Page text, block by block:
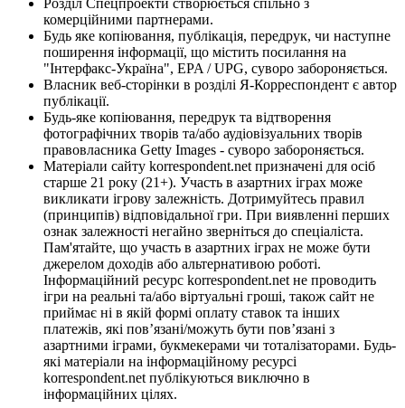
комерційними партнерами.
Будь яке копіювання, публікація, передрук, чи наступне
поширення інформації, що містить посилання на
"Інтерфакс-Україна", EPA / UPG, суворо забороняється.
Власник веб-сторінки в розділі Я-Корреспондент є автор
публікації.
Будь-яке копіювання, передрук та відтворення
фотографічних творів та/або аудіовізуальних творів
правовласника Getty Images - суворо забороняється.
Матеріали сайту korrespondent.net призначені для осіб
старше 21 року (21+). Участь в азартних іграх може
викликати ігрову залежність. Дотримуйтесь правил
(принципів) відповідальної гри. При виявленні перших
ознак залежності негайно зверніться до спеціаліста.
Пам'ятайте, що участь в азартних іграх не може бути
джерелом доходів або альтернативою роботі.
Інформаційний ресурс korrespondent.net не проводить
ігри на реальні та/або віртуальні гроші, також сайт не
приймає ні в якій формі оплату ставок та інших
платежів, які пов’язані/можуть бути пов’язані з
азартними іграми, букмекерами чи тоталізаторами. Будь-
які матеріали на інформаційному ресурсі
korrespondent.net публікуються виключно в
інформаційних цілях.